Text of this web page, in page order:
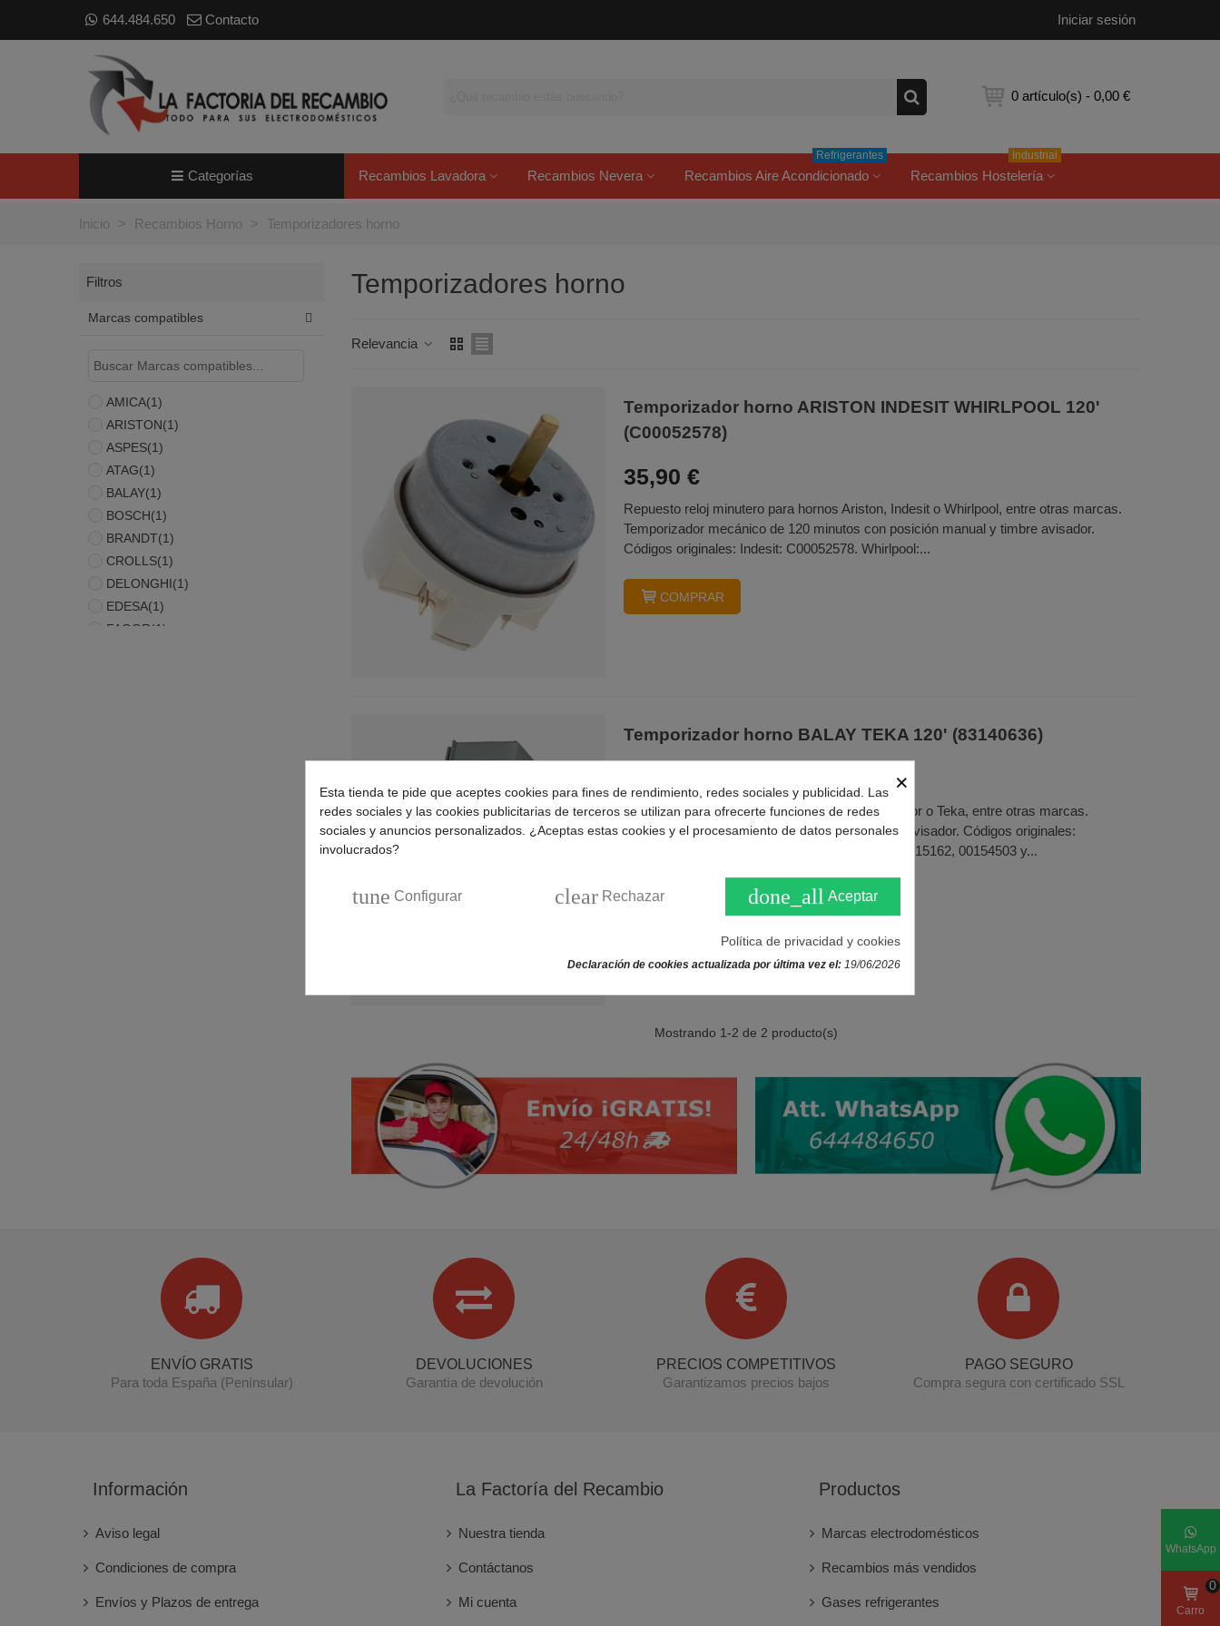
644.484.650 Contacto Iniciar sesión
0 artículo(s) - 0,00 €
Categorías Recambios Lavadora Recambios Nevera Recambios Aire Acondicionado
Refrigerantes
Recambios Hostelería
Industrial
Inicio > Recambios Horno > Temporizadores horno
Filtros
Marcas compatibles
AMICA(1)
ARISTON(1)
ASPES(1)
ATAG(1)
BALAY(1)
BOSCH(1)
BRANDT(1)
CROLLS(1)
DELONGHI(1)
EDESA(1)
FAGOR(1)
Temporizadores horno
Relevancia
Temporizador horno ARISTON INDESIT WHIRLPOOL 120'
(C00052578)
35,90 €
Repuesto reloj minutero para hornos Ariston, Indesit o Whirlpool, entre otras marcas.
Temporizador mecánico de 120 minutos con posición manual y timbre avisador.
Códigos originales: Indesit: C00052578. Whirlpool:...
COMPRAR
Temporizador horno BALAY TEKA 120' (83140636)
Repuesto reloj minutero para hornos Bosch, Fagor o Teka, entre otras marcas.
Temporizador horno de 120 minutos con timbre avisador. Códigos originales:
Amica: 8072701. BSH: 00616603, 00603531, 00615162, 00154503 y...
COMPRAR
Mostrando 1-2 de 2 producto(s)
ENVÍO GRATIS
Para toda España (Penínsular)
DEVOLUCIONES
Garantía de devolución
PRECIOS COMPETITIVOS
Garantizamos precios bajos
PAGO SEGURO
Compra segura con certificado SSL
Información
Aviso legal
Condiciones de compra
Envíos y Plazos de entrega
La Factoría del Recambio
Nuestra tienda
Contáctanos
Mi cuenta
Productos
Marcas electrodomésticos
Recambios más vendidos
Gases refrigerantes
WhatsApp
Carro
0
×
Esta tienda te pide que aceptes cookies para fines de rendimiento, redes sociales y publicidad. Las
redes sociales y las cookies publicitarias de terceros se utilizan para ofrecerte funciones de redes
sociales y anuncios personalizados. ¿Aceptas estas cookies y el procesamiento de datos personales
involucrados?
tune Configurar clear Rechazar done_all Aceptar
Política de privacidad y cookies
Declaración de cookies actualizada por última vez el: 19/06/2026